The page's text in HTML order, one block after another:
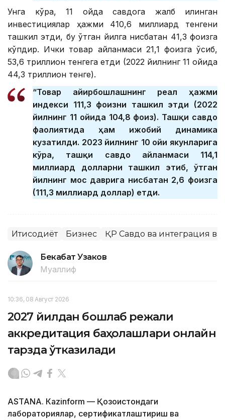
Унга кўра, 11 ойда савдога жалб қилинган
инвестициялар ҳажми 410,6 миллиард тенгени
ташкил этди, бу ўтган йилга нисбатан 41,3 фоизга
кўпдир. Ички товар айланмаси 21,1 фоизга ўсиб,
53,6 триллион тенгега етди (2022 йилнинг 11 ойида
44,3 триллион тенге).
“Товар айирбошлашнинг реал ҳажми
индекси 111,3 фоизни ташкил этди (2022
йилнинг 11 ойида 104,8 фоиз). Ташқи савдо
фаолиятида ҳам ижобий динамика
кузатилди. 2023 йилнинг 10 ойи якунларига
кўра, ташқи савдо айланмаси 114,1
миллиард долларни ташкил этиб, ўтган
йилнинг мос даврига нисбатан 2,6 фоизга
(111,3 миллиард доллар) етди.
Иқтисодиёт Бизнес ҚР Савдо ва интеграция
Бекабат Узаков
Муаллиф
10:36, 08 Август 2026
2027 йилдан бошлаб режали
аккредитация баҳолашлари онлайн
тарзда ўтказилади
ASTANА. Кazinform — Қозоғистондаги
лабораториялар, сертификатлаштириш ва